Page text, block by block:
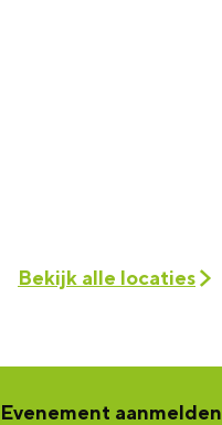
Bekijk alle locaties
Evenement aanmelden